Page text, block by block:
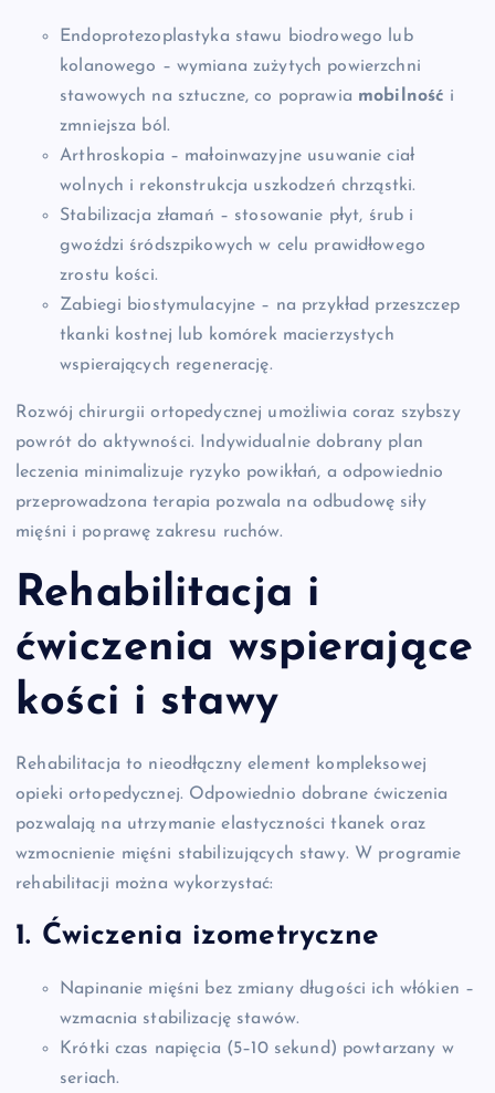
Endoprotezoplastyka stawu biodrowego lub
kolanowego – wymiana zużytych powierzchni
stawowych na sztuczne, co poprawia mobilność i
zmniejsza ból.
Arthroskopia – małoinwazyjne usuwanie ciał
wolnych i rekonstrukcja uszkodzeń chrząstki.
Stabilizacja złamań – stosowanie płyt, śrub i
gwoździ śródszpikowych w celu prawidłowego
zrostu kości.
Zabiegi biostymulacyjne – na przykład przeszczep
tkanki kostnej lub komórek macierzystych
wspierających regenerację.
Rozwój chirurgii ortopedycznej umożliwia coraz szybszy
powrót do aktywności. Indywidualnie dobrany plan
leczenia minimalizuje ryzyko powikłań, a odpowiednio
przeprowadzona terapia pozwala na odbudowę siły
mięśni i poprawę zakresu ruchów.
Rehabilitacja i
ćwiczenia wspierające
kości i stawy
Rehabilitacja to nieodłączny element kompleksowej
opieki ortopedycznej. Odpowiednio dobrane ćwiczenia
pozwalają na utrzymanie elastyczności tkanek oraz
wzmocnienie mięśni stabilizujących stawy. W programie
rehabilitacji można wykorzystać:
1. Ćwiczenia izometryczne
Napinanie mięśni bez zmiany długości ich włókien –
wzmacnia stabilizację stawów.
Krótki czas napięcia (5–10 sekund) powtarzany w
seriach.